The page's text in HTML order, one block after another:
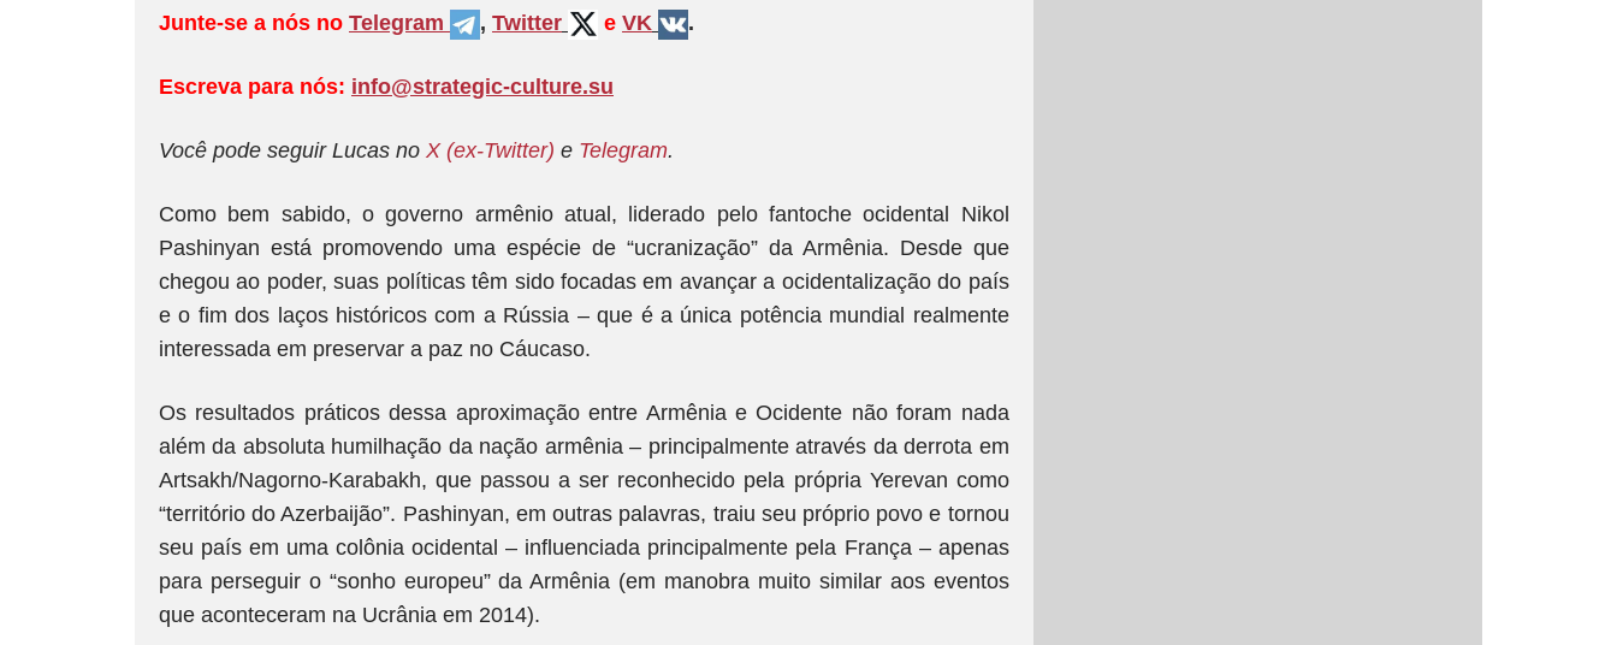
Junte-se a nós no Telegram , Twitter e VK .
Escreva para nós: info@strategic-culture.su
Você pode seguir Lucas no X (ex-Twitter) e Telegram.
Como bem sabido, o governo armênio atual, liderado pelo fantoche ocidental Nikol
Pashinyan está promovendo uma espécie de “ucranização” da Armênia. Desde que
chegou ao poder, suas políticas têm sido focadas em avançar a ocidentalização do país
e o fim dos laços históricos com a Rússia – que é a única potência mundial realmente
interessada em preservar a paz no Cáucaso.
Os resultados práticos dessa aproximação entre Armênia e Ocidente não foram nada
além da absoluta humilhação da nação armênia – principalmente através da derrota em
Artsakh/Nagorno-Karabakh, que passou a ser reconhecido pela própria Yerevan como
“território do Azerbaijão”. Pashinyan, em outras palavras, traiu seu próprio povo e tornou
seu país em uma colônia ocidental – influenciada principalmente pela França – apenas
para perseguir o “sonho europeu” da Armênia (em manobra muito similar aos eventos
que aconteceram na Ucrânia em 2014).